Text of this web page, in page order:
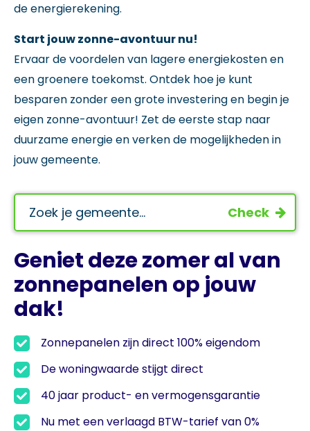
de energierekening.
Start jouw zonne-avontuur nu!
Ervaar de voordelen van lagere energiekosten en
een groenere toekomst. Ontdek hoe je kunt
besparen zonder een grote investering en begin je
eigen zonne-avontuur! Zet de eerste stap naar
duurzame energie en verken de mogelijkheden in
jouw gemeente.
Check
Geniet deze zomer al van
zonnepanelen op jouw
dak!
Zonnepanelen zijn direct 100% eigendom​
De woningwaarde stijgt direct​
40 jaar product- en vermogensgarantie​
Nu met een verlaagd BTW-tarief van 0%​